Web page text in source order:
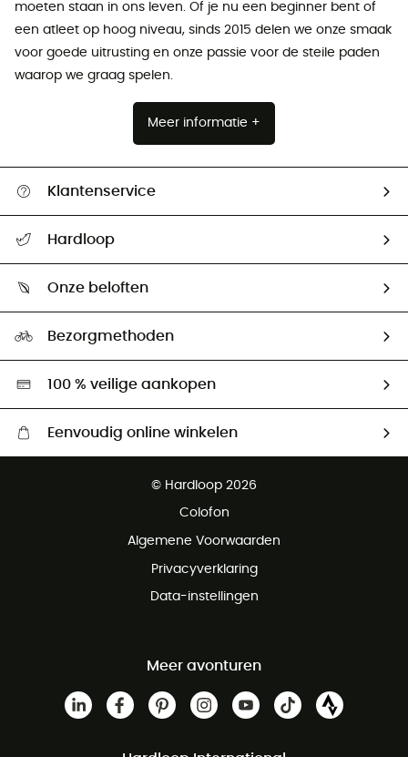
moeten staan ​​in ons leven. Of je nu een beginner bent of
een atleet op hoog niveau, sinds 2015 delen we onze smaak
voor goede uitrusting en onze passie voor de steile paden
waarop we graag spelen.
Meer informatie +
Klantenservice
Mijn zending volgen
Retourzendingen & Terugbetalingen
Hardloop
Ambassadeurs
Onze beloften
Hardgreen
Bezorgmethoden
100 % veilige aankopen
Eenvoudig online winkelen
Gratis retourneren binnen 100 dagen
© Hardloop 2026
Colofon
Algemene Voorwaarden
Privacyverklaring
Data-instellingen
Meer avonturen